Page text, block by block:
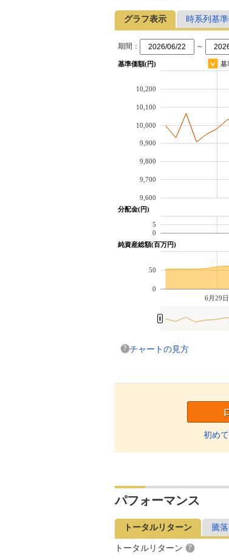
グラフ表示 時系列基
期間： ～
基準価額(円) 基
9,600
9,700
9,800
9,900
10,000
10,100
10,200
分配金(円)
0
5
純資産総額(百万円)
6月29日
0
50
チャートの見方
初め
パフォーマンス
トータルリターン 騰
トータルリターン